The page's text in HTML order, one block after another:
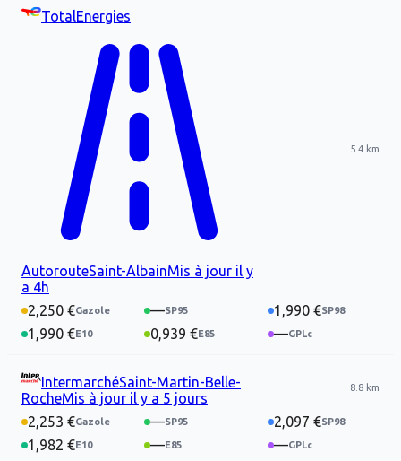
TotalEnergies
AutorouteSaint-AlbainMis à jour il y
a 4h
5.4 km
2,250 € —
1,990 €
1,990 €
0,939 € —
IntermarchéSaint-Martin-Belle-
RocheMis à jour il y a 5 jours
8.8 km
2,253 € —
2,097 €
1,982 €
— —